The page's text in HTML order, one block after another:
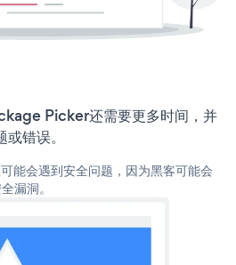
Picker还需要更多时间，并
错误。
能会遇到安全问题，因为黑客可能会
漏洞。